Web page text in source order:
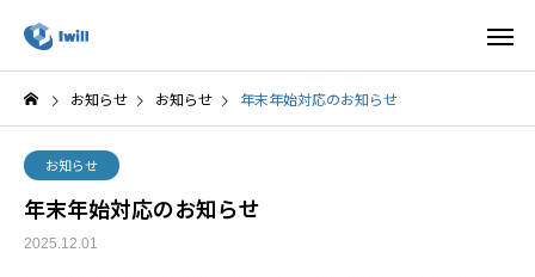
お知らせ お知らせ 年末年始対応のお知らせ
お知らせ
年末年始対応のお知らせ
2025.12.01